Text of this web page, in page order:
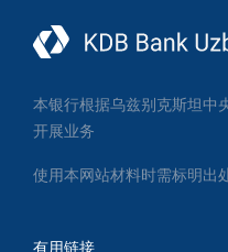
本银行根据乌兹别克斯坦中
开展业务
使用本网站材料时需标明出
有用链接